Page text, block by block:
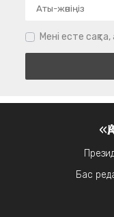
Мені есте
Бас